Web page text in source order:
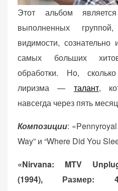
Этот альбом
выполненных
видимости,
самых больших
обработки. Но,
лиризма — талант,
навсегда через пять
Композиции:
Way” и “Where Did You
«Nirvana: MTV
(1994),